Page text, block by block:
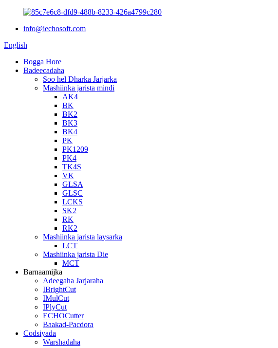
info@iechosoft.com
English
Bogga Hore
Badeecadaha
Soo hel Dharka Jarjarka
Mashiinka jarista mindi
AK4
BK
BK2
BK3
BK4
PK
PK1209
PK4
TK4S
VK
GLSA
GLSC
LCKS
SK2
RK
RK2
Mashiinka jarista laysarka
LCT
Mashiinka jarista Die
MCT
Barnaamijka
Adeegaha Jarjaraha
IBrightCut
IMulCut
IPlyCut
ECHOCutter
Baakad-Pacdora
Codsiyada
Warshadaha